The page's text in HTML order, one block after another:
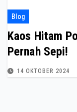
Blog
Kaos Hitam
Pernah Sepi!
14 OKTOBER 2024